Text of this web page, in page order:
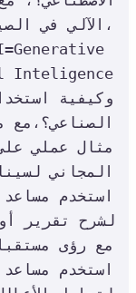
الآلي في
المجاني
مع رؤى